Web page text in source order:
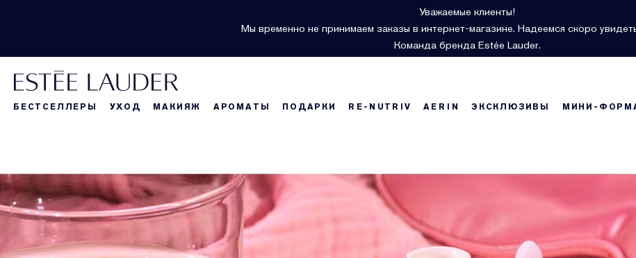
Уважаемые клиенты!
Мы временно не принимаем заказы в интернет-магазине. Надеемся скоро
Команда бренда Estée Lauder.
БЕСТСЕЛЛЕРЫ УХОД МАКИЯЖ АРОМАТЫ ПОДАРКИ RE-NUTRIV AERIN ЭКСКЛЮЗИВЫ МИНИ-